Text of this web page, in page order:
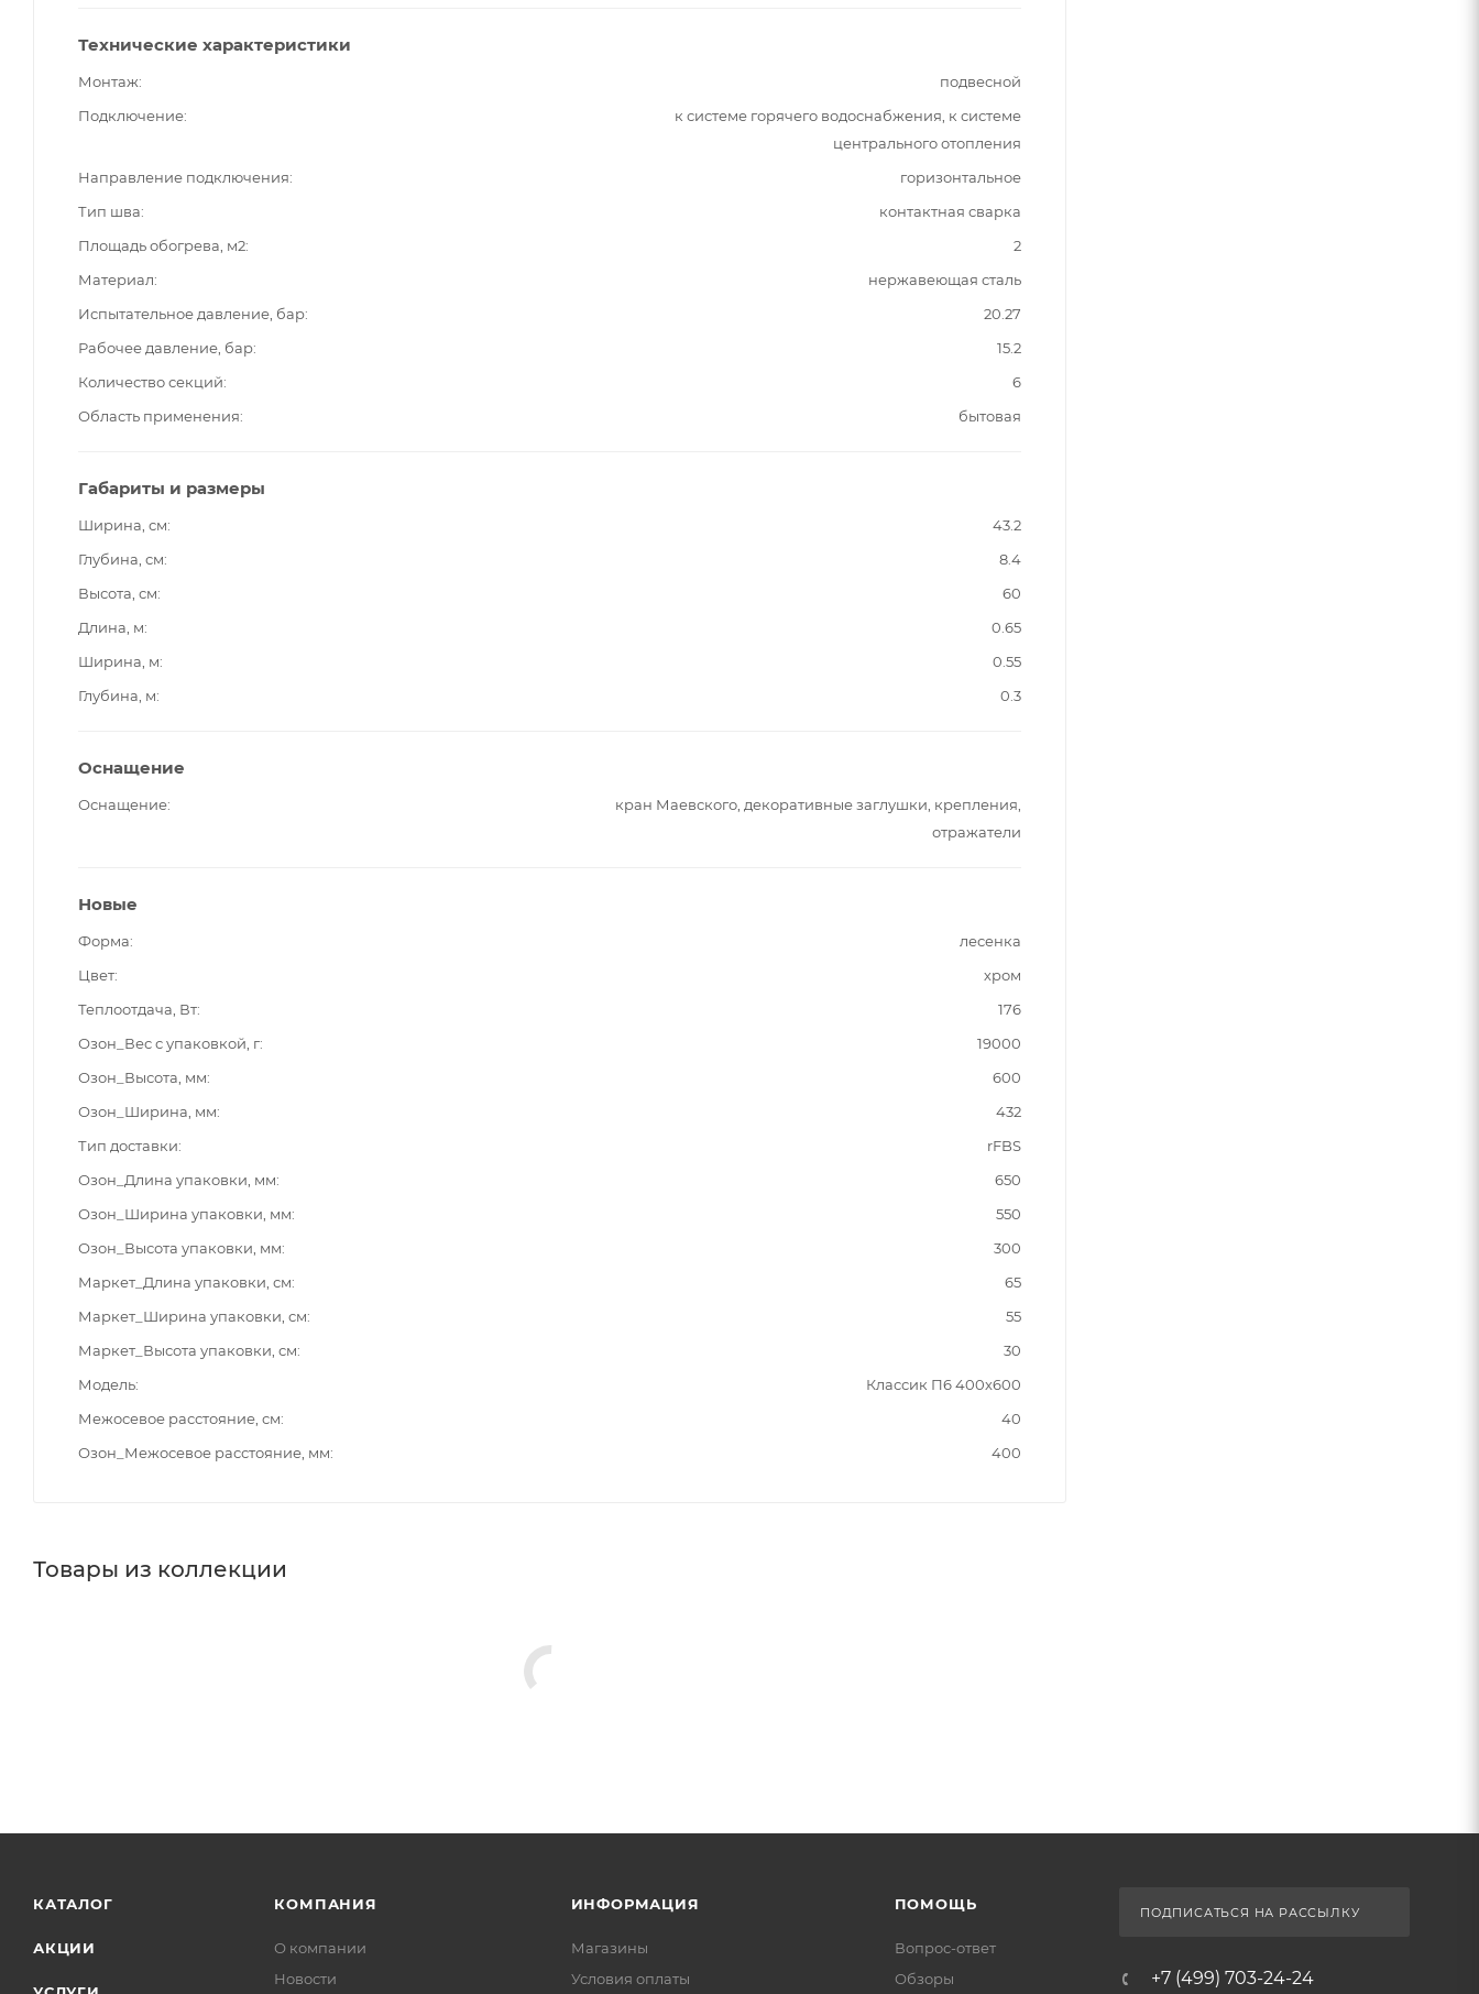
Технические характеристики
Монтаж
подвесной
Подключение
к системе горячего водоснабжения, к системе
центрального отопления
Направление подключения
горизонтальное
Тип шва
контактная сварка
Площадь обогрева, м2
2
Материал
нержавеющая сталь
Испытательное давление, бар
20.27
Рабочее давление, бар
15.2
Количество секций
6
Область применения
бытовая
Габариты и размеры
Ширина, см
43.2
Глубина, см
8.4
Высота, см
60
Длина, м
0.65
Ширина, м
0.55
Глубина, м
0.3
Оснащение
Оснащение
кран Маевского, декоративные заглушки, крепления,
отражатели
Новые
Форма
лесенка
Цвет
хром
Теплоотдача, Вт
176
Озон_Вес с упаковкой, г
19000
Озон_Высота, мм
600
Озон_Ширина, мм
432
Тип доставки
rFBS
Озон_Длина упаковки, мм
650
Озон_Ширина упаковки, мм
550
Озон_Высота упаковки, мм
300
Маркет_Длина упаковки, см
65
Маркет_Ширина упаковки, см
55
Маркет_Высота упаковки, см
30
Модель
Классик П6 400x600
Межосевое расстояние, см
40
Озон_Межосевое расстояние, мм
400
Товары из коллекции
КАТАЛОГ
АКЦИИ
КОМПАНИЯ
О компании
Новости
ИНФОРМАЦИЯ
Магазины
Условия оплаты
ПОМОЩЬ
Вопрос-ответ
Обзоры
ПОДПИСАТЬСЯ НА РАССЫЛКУ
+7 (499) 703-24-24